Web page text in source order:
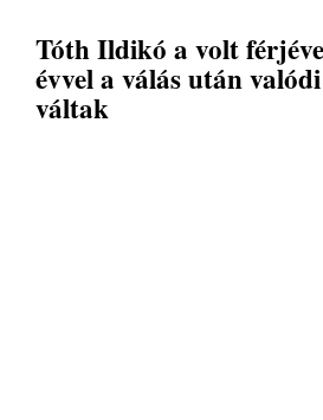
Tóth Ildikó a volt
évvel a válás után
váltak